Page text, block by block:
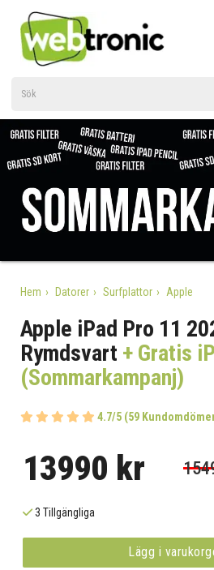
Hem Datorer Surfplattor Apple
Apple iPad Pro 11
Rymdsvart + Gratis
(Sommarkampanj)
4.7/5 (59
13990 kr
3 Tillgängliga
Lägg i